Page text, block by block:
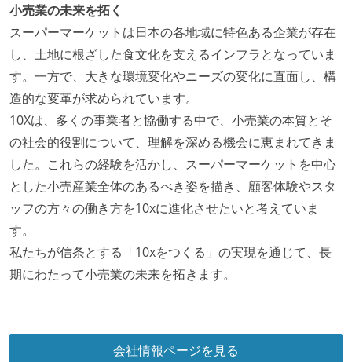
全てのコードをバージョン管理ツールで管理している
各メンバーが実装したコードのマージは Pull Request
ベースで行われる
自動（＝システム化され、1コマンドで実行できる）
ビルド、自動デプロイ環境が整備されている
コードによるインフラ構成管理（Infrastructure as
Code）の環境が整備されている
オープンな情報共有
人事情報や秘匿性の高い内容を除いて、経営陣やマネ
ージャー以上の会議での議事録が社員にも公開されて
いる
KPI などチームの目標・実績値について、メンバーの
ドキュメントの整備やペアプロ、モブワークなど、ナ
レッジの共有を積極的に行っている（属人性を減らす
小売業の未来を拓く
スーパーマーケットは日本の各地域に特色ある企業が存在
し、土地に根ざした食文化を支えるインフラとなっていま
す。一方で、大きな環境変化やニーズの変化に直面し、構
造的な変革が求められています。
10Xは、多くの事業者と協働する中で、小売業の本質とそ
の社会的役割について、理解を深める機会に恵まれてきま
した。これらの経験を活かし、スーパーマーケットを中心
とした小売産業全体のあるべき姿を描き、顧客体験やスタ
ッフの方々の働き方を10xに進化させたいと考えていま
す。
私たちが信条とする「10xをつくる」の実現を通じて、長
期にわたって小売業の未来を拓きます。
会社情報ページを見る